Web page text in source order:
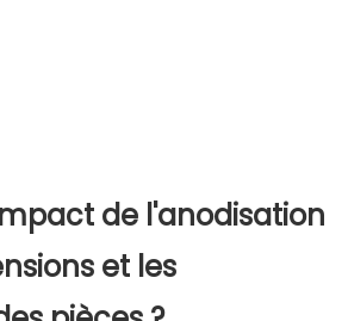
de l'anodisation
et les